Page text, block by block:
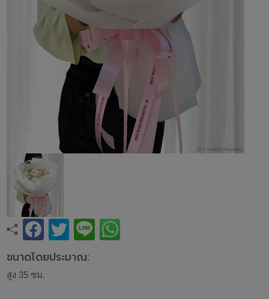
ขนาดโดยประมาณ:
สูง 35 ซม.